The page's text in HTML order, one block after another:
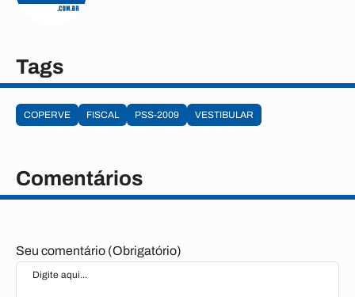
Tags
COPERVE FISCAL PSS-2009 VESTIBULAR
Comentários
Seu comentário (Obrigatório)